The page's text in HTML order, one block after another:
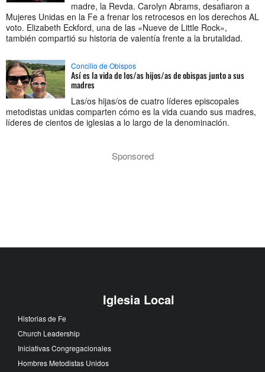
madre, la Revda. Carolyn Abrams, desafiaron a
Mujeres Unidas en la Fe a frenar los retrocesos en los derechos AL
voto. Elizabeth Eckford, una de las «Nueve de Little Rock»,
también compartió su historia de valentía frente a la brutalidad.
Concilio de Obispos
Así es la vida de los/as hijos/as de obispas junto a sus
madres
Las/os hijas/os de cuatro líderes episcopales
metodistas unidas comparten cómo es la vida cuando sus madres,
líderes de cientos de iglesias a lo largo de la denominación.
Sponsored
Iglesia Local
Historias de Fe
Church Leadership
Iniciativas Congregacionales
Hombres Metodistas Unidos